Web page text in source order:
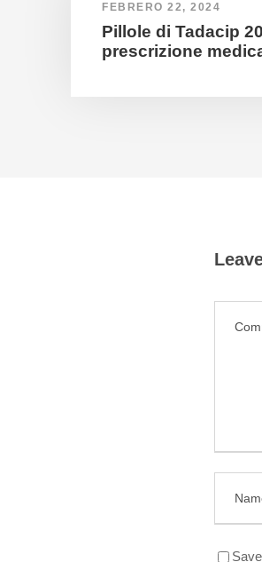
FEBRERO 22, 2024
Pillole di Tadacip
prescrizione